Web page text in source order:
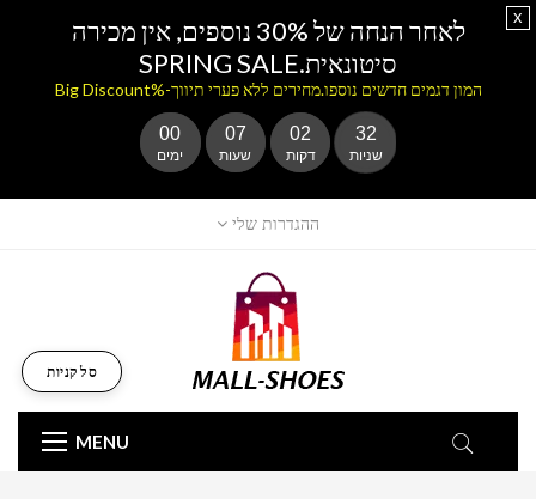
ההגדרות שלי
MENU
סל קניות
לאחר הנחה של 30% נוספים, אין מכירה
סיטונאית.SPRING SALE
המון דגמים חדשים נוספו.מחירים ללא פערי תיווך-%Big Discount
00
ימים
07
שעות
02
דקות
32
שניות
x